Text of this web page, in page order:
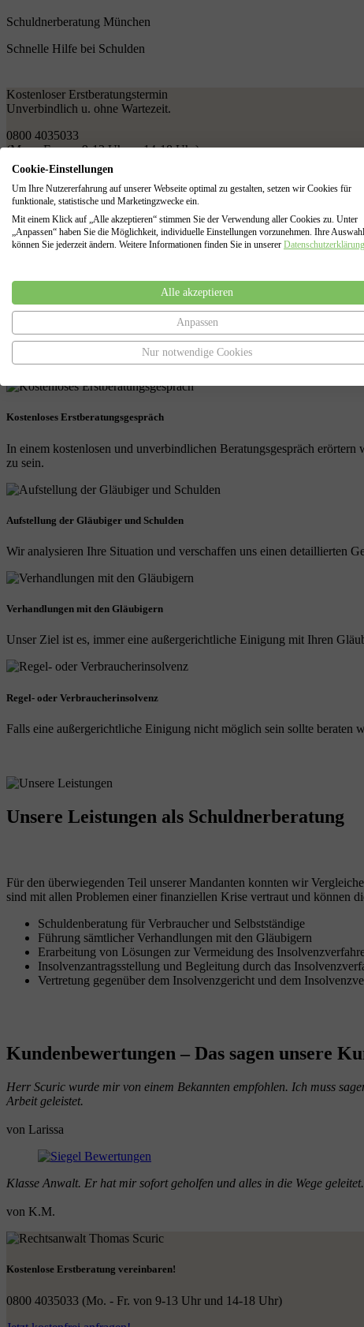
Schuldnerberatung München
Schnelle Hilfe bei Schulden
Kostenloser Erstberatungstermin
Unverbindlich u. ohne Wartezeit.
0800 4035033
(Mo. – Fr. von 9-13 Uhr u. 14-18 Uhr)
Kostenfreie Anfrage
Ihre Vorteilefür mehr Sicherheit
Keine Wartezeiten– kurzfristiger Beratungstermin möglich
Mehr als 10 Jahre Erfahrung
als spezialisierter Anwalt für
, da entweder Kostenübernahme durch
Wie funktioniertunsere Schuldnerberatung
Kostenloses Erstberatungsgespräch
In einem kostenlosen und unverbindlichen Beratungsgespräch
zu sein.
Aufstellung der Gläubiger und Schulden
Wir analysieren Ihre Situation und verschaffen uns einen detaillierten
Verhandlungen mit den Gläubigern
Unser Ziel ist es, immer eine außergerichtliche Einigung mit Ihren
Regel- oder Verbraucherinsolvenz
Falls eine außergerichtliche Einigung nicht möglich sein sollte beraten
Unsere Leistungen als Schuldnerberatung
Für den überwiegenden Teil unserer Mandanten konnten wir
sind mit allen Problemen einer finanziellen Krise vertraut und können
Schuldenberatung für Verbraucher und Selbstständige
Führung sämtlicher Verhandlungen mit den Gläubigern
Erarbeitung von Lösungen zur Vermeidung des
Insolvenzantragsstellung und Begleitung durch das
Vertretung gegenüber dem Insolvenzgericht und dem
Kundenbewertungen – Das sagen unsere
Herr Scuric wurde mir von einem Bekannten empfohlen. Ich muss
Arbeit geleistet.
von Larissa
Klasse Anwalt. Er hat mir sofort geholfen und alles in die Wege
von K.M.
Kostenlose Erstberatung vereinbaren!
0800 4035033 (Mo. - Fr. von 9-13 Uhr und 14-18 Uhr)
Cookie-Einstellungen
Um Ihre Nutzererfahrung auf unserer Webseite optimal zu gestalten, setzen wir Cookies für
funktionale, statistische und Marketingzwecke ein.
Mit einem Klick auf „Alle akzeptieren“ stimmen Sie der Verwendung aller Cookies zu. Unter
„Anpassen“ haben Sie die Möglichkeit, individuelle Einstellungen vorzunehmen. Ihre Auswahl
können Sie jederzeit ändern. Weitere Informationen finden Sie in unserer Datenschutzerklärung
Alle akzeptieren
Anpassen
Nur notwendige Cookies